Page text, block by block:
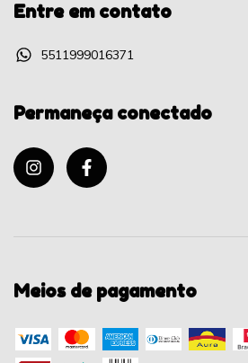
Entre em contato
5511999016371
Permaneça conectado
Meios de pagamento